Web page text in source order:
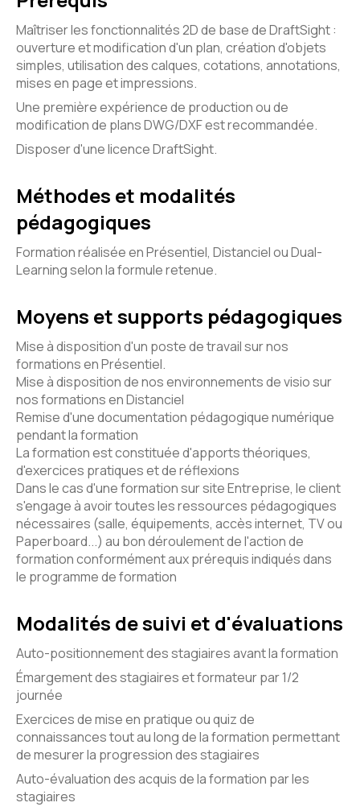
Maîtriser les fonctionnalités 2D de base de DraftSight :
ouverture et modification d'un plan, création d'objets
simples, utilisation des calques, cotations, annotations,
mises en page et impressions.
Une première expérience de production ou de
modification de plans DWG/DXF est recommandée.
Disposer d'une licence DraftSight.
Méthodes et modalités
pédagogiques
Formation réalisée en Présentiel, Distanciel ou Dual-
Learning selon la formule retenue.
Moyens et supports pédagogiques
Mise à disposition d'un poste de travail sur nos
formations en Présentiel.
Mise à disposition de nos environnements de visio sur
nos formations en Distanciel
Remise d'une documentation pédagogique numérique
pendant la formation
La formation est constituée d'apports théoriques,
d'exercices pratiques et de réflexions
Dans le cas d'une formation sur site Entreprise, le client
s'engage à avoir toutes les ressources pédagogiques
nécessaires (salle, équipements, accès internet, TV ou
Paperboard...) au bon déroulement de l'action de
formation conformément aux prérequis indiqués dans
le programme de formation
Modalités de suivi et d'évaluations
Auto-positionnement des stagiaires avant la formation
Émargement des stagiaires et formateur par 1/2
journée
Exercices de mise en pratique ou quiz de
connaissances tout au long de la formation permettant
de mesurer la progression des stagiaires
Auto-évaluation des acquis de la formation par les
stagiaires